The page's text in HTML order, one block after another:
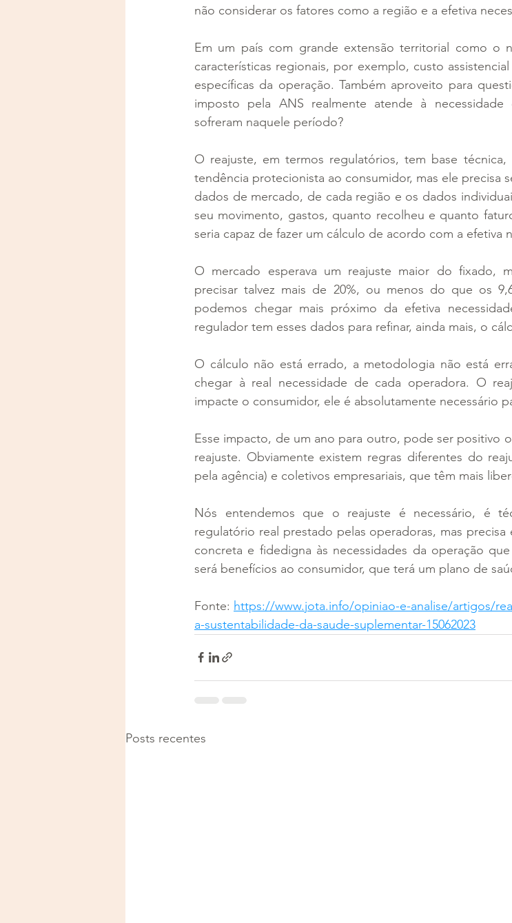
não considerar os fatores como a região e a efetiva
Em um país com grande extensão territorial como o
características regionais, por exemplo, custo
específicas da operação. Também aproveito para
imposto pela ANS realmente atende à
sofreram naquele período?
O reajuste, em termos regulatórios, tem base
tendência protecionista ao consumidor, mas ele precisa
dados de mercado, de cada região e os dados
seu movimento, gastos, quanto recolheu e quanto
seria capaz de fazer um cálculo de acordo com a efetiva
O mercado esperava um reajuste maior do fixado,
precisar talvez mais de 20%, ou menos do que os
podemos chegar mais próximo da efetiva
regulador tem esses dados para refinar, ainda mais, o
O cálculo não está errado, a metodologia não está
chegar à real necessidade de cada operadora. O
impacte o consumidor, ele é absolutamente necessário
Esse impacto, de um ano para outro, pode ser positivo
reajuste. Obviamente existem regras diferentes do
pela agência) e coletivos empresariais, que têm mais
Nós entendemos que o reajuste é necessário, é
regulatório real prestado pelas operadoras, mas
concreta e fidedigna às necessidades da operação
será benefícios ao consumidor, que terá um plano de
Fonte: https://www.jota.info/opiniao-e-analise/artigos/
a-sustentabilidade-da-saude-suplementar-15062023
Posts recentes